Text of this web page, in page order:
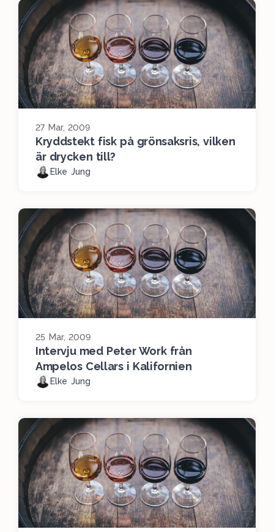
27 Mar, 2009
Kryddstekt fisk på grönsaksris, vilken
är drycken till?
Elke Jung
25 Mar, 2009
Intervju med Peter Work från
Ampelos Cellars i Kalifornien
Elke Jung